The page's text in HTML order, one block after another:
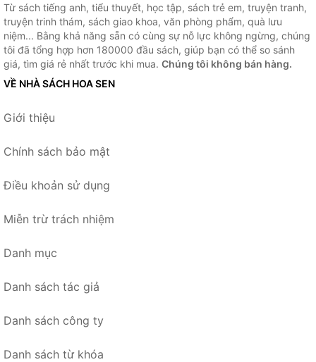
Từ sách tiếng anh, tiểu thuyết, học tập, sách trẻ em, truyện tranh,
truyện trinh thám, sách giao khoa, văn phòng phẩm, quà lưu
niệm... Bằng khả năng sẵn có cùng sự nỗ lực không ngừng, chúng
tôi đã tổng hợp hơn 180000 đầu sách, giúp bạn có thể so sánh
giá, tìm giá rẻ nhất trước khi mua. Chúng tôi không bán hàng.
VỀ NHÀ SÁCH HOA SEN
Giới thiệu
Chính sách bảo mật
Điều khoản sử dụng
Miễn trừ trách nhiệm
Danh mục
Danh sách tác giả
Danh sách công ty
Danh sách từ khóa